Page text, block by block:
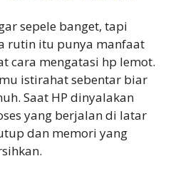
sepele banget, tapi
rutin itu punya manfaat
cara mengatasi hp lemot.
istirahat sebentar biar
Saat HP dinyalakan
yang berjalan di latar
dan memori yang